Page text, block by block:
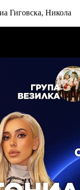
Гиговска, Никола